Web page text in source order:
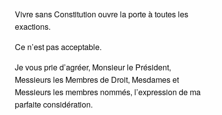
Vivre sans Constitution ouvre la porte à toutes les
exactions.
Ce n’est pas acceptable.
Je vous prie d’agréer, Monsieur le Président,
Messieurs les Membres de Droit, Mesdames et
Messieurs les membres nommés, l’expression de ma
parfaite considération.